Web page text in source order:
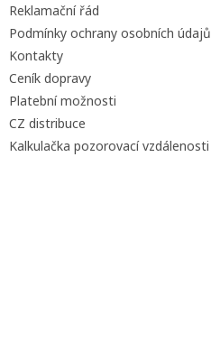
Reklamační řád
Podmínky ochrany osobních údajů
Kontakty
Ceník dopravy
Platební možnosti
CZ distribuce
Kalkulačka pozorovací vzdálenosti